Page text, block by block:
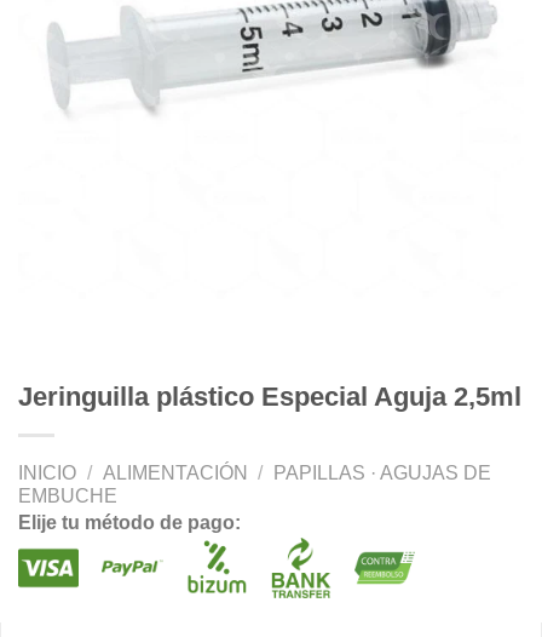
Jeringuilla plástico Especial Aguja 2,5ml
INICIO / ALIMENTACIÓN /
PAPILLAS · AGUJAS DE
EMBUCHE
Elije tu método de pago: